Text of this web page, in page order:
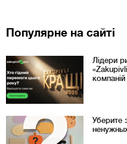
Популярне на сайті
Лідери
компаній
Уберите